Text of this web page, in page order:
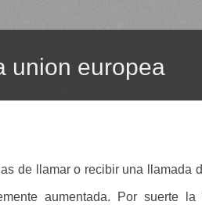
union europea
de llamar o recibir una llamada
aumentada. Por suerte la